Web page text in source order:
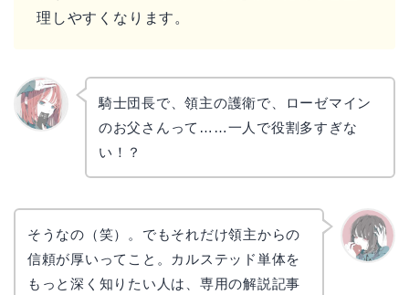
理しやすくなります。
騎士団長で、領主の護衛で、ローゼマイン
のお父さんって……一人で役割多すぎな
い！？
そうなの（笑）。でもそれだけ領主からの
信頼が厚いってこと。カルステッド単体を
もっと深く知りたい人は、専用の解説記事